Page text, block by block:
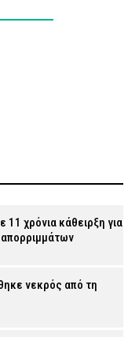
χρόνια κάθειρξη για
νεκρός από τη